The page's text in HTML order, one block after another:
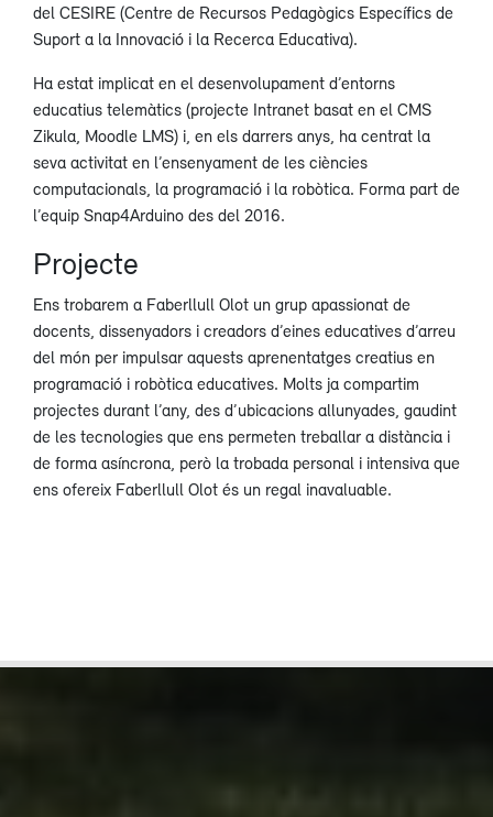
del CESIRE (Centre de Recursos Pedagògics Específics de
Suport a la Innovació i la Recerca Educativa).
Ha estat implicat en el desenvolupament d’entorns
educatius telemàtics (projecte Intranet basat en el CMS
Zikula, Moodle LMS) i, en els darrers anys, ha centrat la
seva activitat en l’ensenyament de les ciències
computacionals, la programació i la robòtica. Forma part de
l’equip Snap4Arduino des del 2016.
Projecte
Ens trobarem a Faberllull Olot un grup apassionat de
docents, dissenyadors i creadors d’eines educatives d’arreu
del món per impulsar aquests aprenentatges creatius en
programació i robòtica educatives. Molts ja compartim
projectes durant l’any, des d’ubicacions allunyades, gaudint
de les tecnologies que ens permeten treballar a distància i
de forma asíncrona, però la trobada personal i intensiva que
ens ofereix Faberllull Olot és un regal inavaluable.